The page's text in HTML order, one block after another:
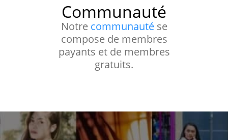
Communauté
Notre communautése
compose de membres
payants et de membres
gratuits.